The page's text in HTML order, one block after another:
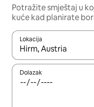
Potražite smještaj u
kuće kad planirate
Lokacija
Kada budu dostupni
Dolazak